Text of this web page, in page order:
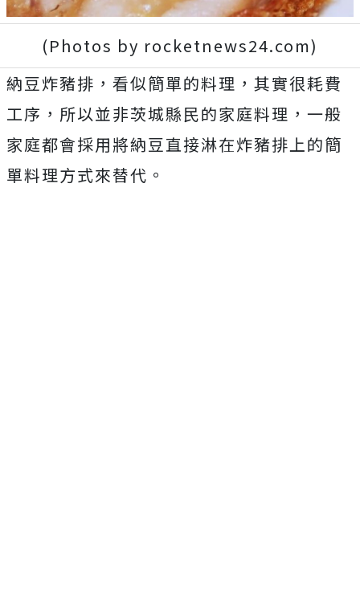
(Photos by rocketnews24.com)
納豆炸豬排，看似簡單的料理，其實很耗費
工序，所以並非茨城縣民的家庭料理，一般
家庭都會採用將納豆直接淋在炸豬排上的簡
單料理方式來替代。